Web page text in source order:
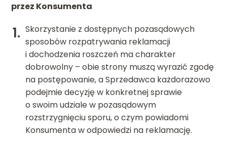
przez Konsumenta
Skorzystanie z dostępnych pozasądowych
sposobów rozpatrywania reklamacji
i dochodzenia roszczeń ma charakter
dobrowolny – obie strony muszą wyrazić zgodę
na postępowanie, a Sprzedawca każdorazowo
podejmie decyzję w konkretnej sprawie
o swoim udziale w pozasądowym
rozstrzygnięciu sporu, o czym powiadomi
Konsumenta w odpowiedzi na reklamację.